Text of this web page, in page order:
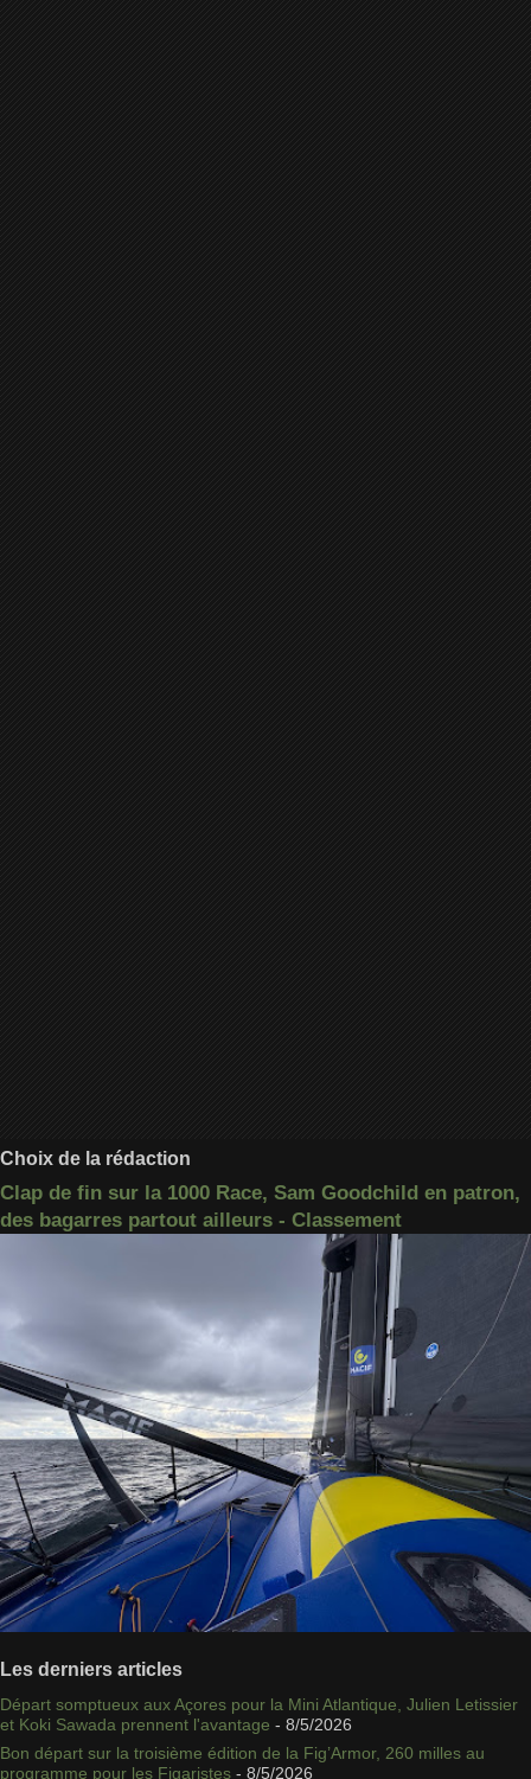
Choix de la rédaction
Clap de fin sur la 1000 Race, Sam Goodchild en patron,
des bagarres partout ailleurs - Classement
Les derniers articles
Départ somptueux aux Açores pour la Mini Atlantique, Julien Letissier
et Koki Sawada prennent l'avantage - 8/5/2026
Bon départ sur la troisième édition de la Fig’Armor, 260 milles au
programme pour les Figaristes - 8/5/2026